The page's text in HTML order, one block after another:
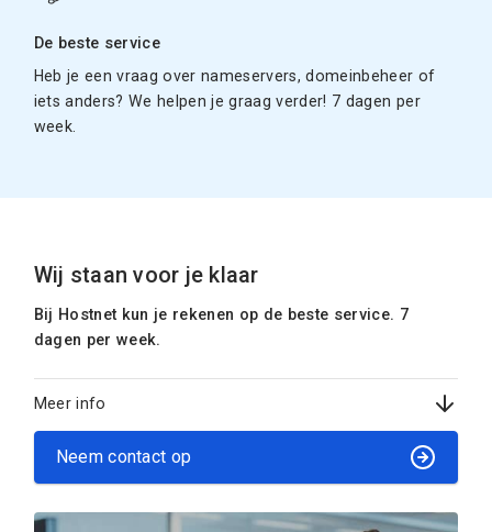
De beste service
Heb je een vraag over nameservers, domeinbeheer of
iets anders? We helpen je graag verder! 7 dagen per
week.
Wij staan voor je klaar
Bij Hostnet kun je rekenen op de beste service. 7
dagen per week.
Meer info
Neem contact op